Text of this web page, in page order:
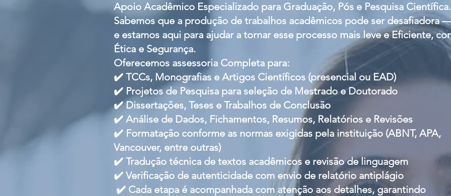
Apoio Acadêmico Especializado para Graduação, Pós e Pesquisa Científica.
Sabemos que a produção de trabalhos acadêmicos pode ser desafiadora
e estamos aqui para ajudar a tornar esse processo mais leve e Eficiente,
Ética e Segurança.
Oferecemos assessoria Completa para:
✔️ TCCs, Monografias e Artigos Científicos (presencial ou EAD)
✔️ Projetos de Pesquisa para seleção de Mestrado e Doutorado
✔️ Dissertações, Teses e Trabalhos de Conclusão
✔️ Análise de Dados, Fichamentos, Resumos, Relatórios e Revisões
✔️ Formatação conforme as normas exigidas pela instituição (ABNT, APA,
Vancouver, entre outras)
✔️ Tradução técnica de textos acadêmicos e revisão de linguagem
✔️ Verificação de autenticidade com envio de relatório antiplágio
✔️ Cada etapa é acompanhada com atenção aos detalhes, garantindo